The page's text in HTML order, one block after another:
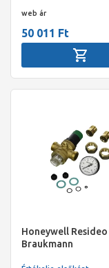
web ár
50 011 Ft
Honeywell Resideo
Braukmann